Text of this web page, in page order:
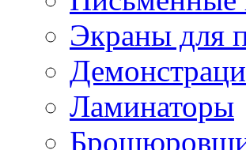
Экраны для
Ламинаторы